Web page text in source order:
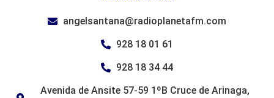
angelsantana@radioplanetafm.com
928 18 01 61
928 18 34 44
Avenida de Ansite 57-59 1ºB Cruce de Arinaga,